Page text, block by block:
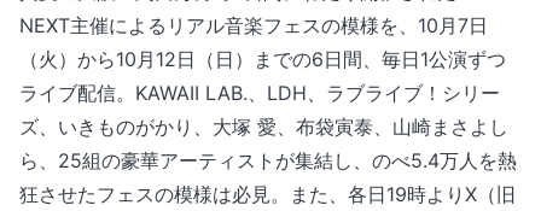
NEXT主催によるリアル音楽フェスの模様を、10月7日
（火）から10月12日（日）までの6日間、毎日1公演ずつ
ライブ配信。KAWAII LAB.、LDH、ラブライブ！シリー
ズ、いきものがかり、大塚 愛、布袋寅泰、山崎まさよし
ら、25組の豪華アーティストが集結し、のべ5.4万人を熱
狂させたフェスの模様は必見。また、各日19時よりX（旧